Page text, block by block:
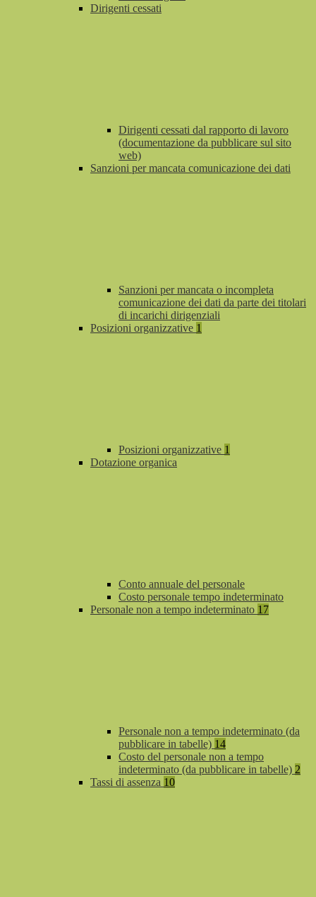
Dirigenti cessati
Dirigenti cessati dal rapporto di lavoro
(documentazione da pubblicare sul sito
web)
Sanzioni per mancata comunicazione dei dati
Sanzioni per mancata o incompleta
comunicazione dei dati da parte dei titolari
di incarichi dirigenziali
Posizioni organizzative 1
Posizioni organizzative 1
Dotazione organica
Conto annuale del personale
Costo personale tempo indeterminato
Personale non a tempo indeterminato 17
Personale non a tempo indeterminato (da
pubblicare in tabelle) 14
Costo del personale non a tempo
indeterminato (da pubblicare in tabelle) 2
Tassi di assenza 10